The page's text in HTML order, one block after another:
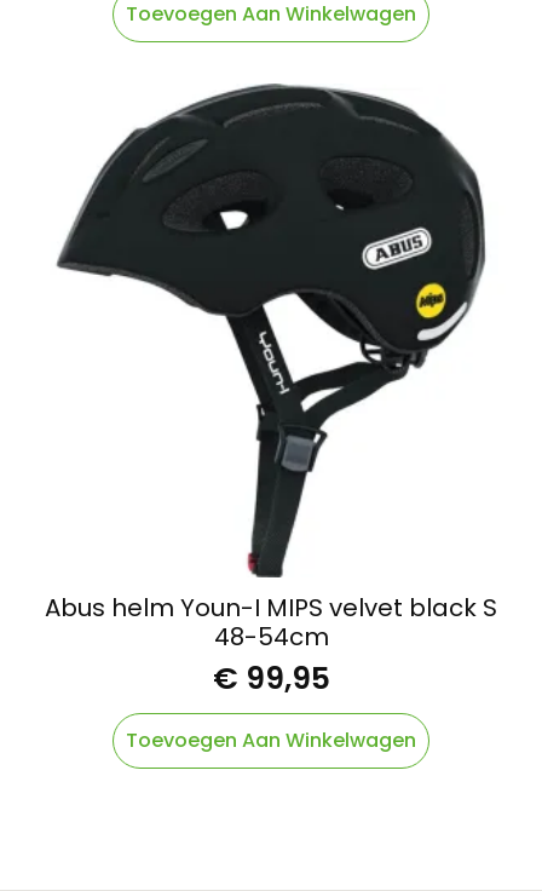
Toevoegen Aan Winkelwagen
Abus helm Youn-I MIPS velvet black S
48-54cm
€ 99,95
Toevoegen Aan Winkelwagen